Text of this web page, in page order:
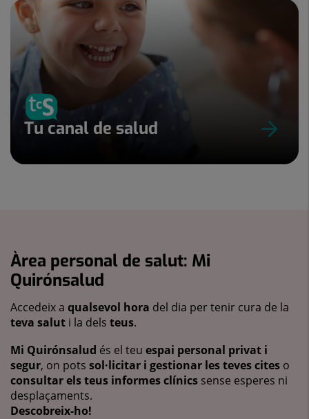
Tu canal de salud
Àrea personal de salut: Mi
Quirónsalud
Accedeix a qualsevol hora del dia per tenir cura de la
teva salut i la dels teus.
Mi Quirónsalud és el teu espai personal privat i
segur, on pots sol·licitar i gestionar les teves cites o
consultar els teus informes clínics sense esperes ni
desplaçaments.
Descobreix-ho!